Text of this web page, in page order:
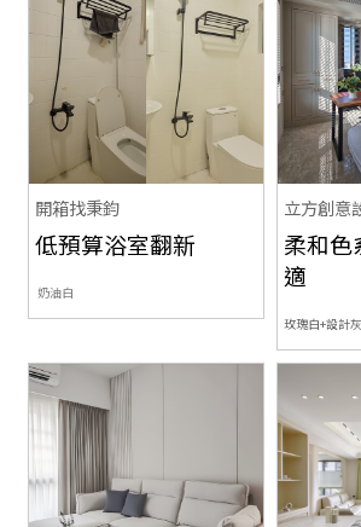
開箱找秉鈞
低預算浴室翻新
奶油白
立方創意
柔和色
適
玫瑰白+設計灰